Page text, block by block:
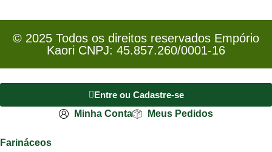
© 2025 Todos os direitos reservados Empório
Kaori CNPJ: 45.857.260/0001-16
Entre ou Cadastre-se
Minha Conta
Meus Pedidos
Farináceos